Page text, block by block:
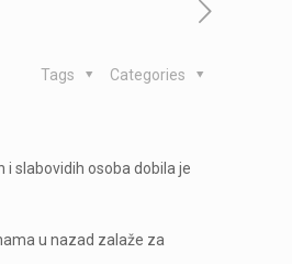
Categories
Tags
slabovidih osoba dobila je
u nazad zalaže za